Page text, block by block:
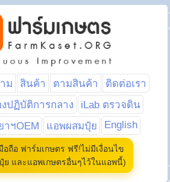
ม สินค้า ตามสินค้า
ติดต่อเรา
ปฏิบัติการกลาง
iLab ตรวจดิน
าฯOEM
แอพผสมปุ๋ย English
อถือ ฟาร์มเกษตร ฟรี!ไม่มีเงื่อนไข
ย และแอพเกษตรอื่นๆไว้ในแอพนี้)